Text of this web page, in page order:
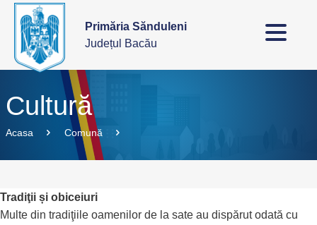
Primăria Sănduleni
Județul Bacău
Cultură
Acasa Comună
Tradiţii și obiceiuri
Multe din tradiţiile oamenilor de la sate au dispărut odată cu